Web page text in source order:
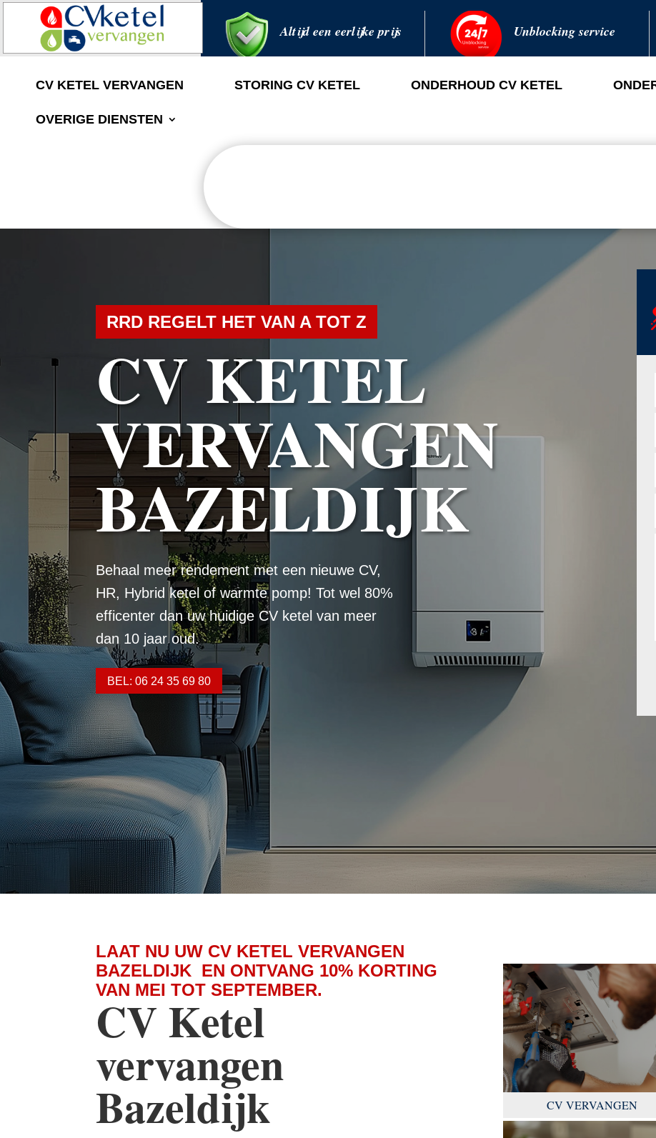
Altijd een eerlijke prijs Unblocking service
CV KETEL VERVANGEN STORING CV KETEL ONDERHOUD CV KETEL
OVERIGE DIENSTEN
RRD REGELT HET VAN A TOT Z
CV KETEL
VERVANGEN
BAZELDIJK
Behaal meer rendement met een nieuwe CV,
HR, Hybrid ketel of warmte pomp! Tot wel 80%
efficenter dan uw huidige CV ketel van meer
dan 10 jaar oud.
BEL: 06 24 35 69 80
LAAT NU UW CV KETEL VERVANGEN
BAZELDIJK EN ONTVANG 10% KORTING
VAN MEI TOT SEPTEMBER.
CV Ketel
vervangen
Bazeldijk CV VERVANGEN